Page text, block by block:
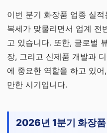
이번 분기 화장품 업종 실
복세가 맞물리면서 업계 전
고 있습니다. 또한, 글로벌
장, 그리고 신제품 개발과
에 중요한 역할을 하고 있
만한 시기입니다.
2026년 1분기 화장